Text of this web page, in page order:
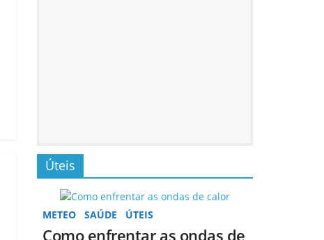
Úteis
METEO SAÚDE ÚTEIS
Como enfrentar as ondas de